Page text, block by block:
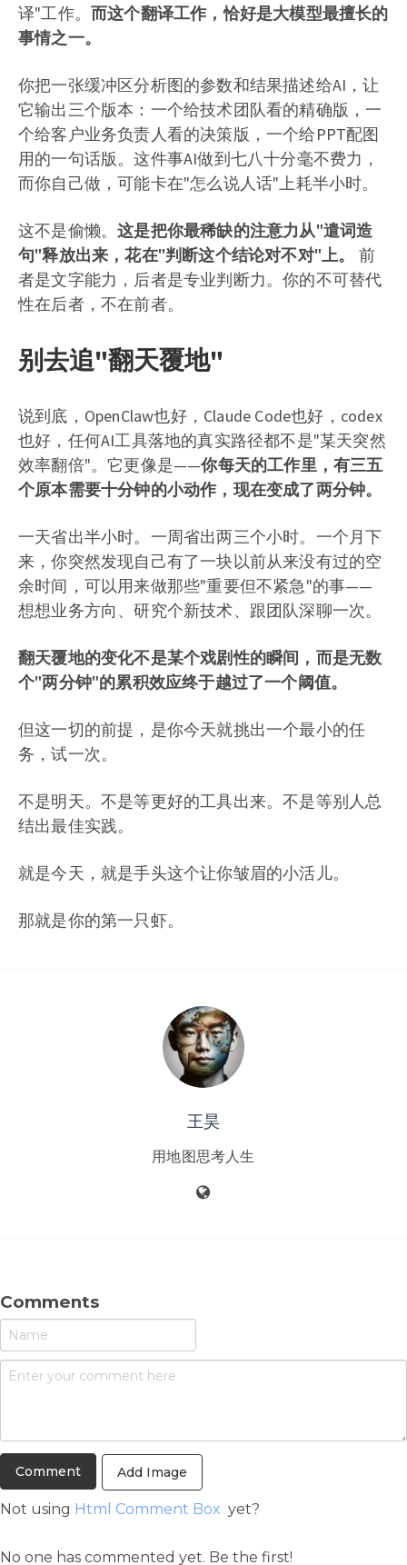
译"工作。 而这个翻译工作，恰好是大模型最擅长的
事情之一。
你把一张缓冲区分析图的参数和结果描述给AI，让
它输出三个版本：一个给技术团队看的精确版，一
个给客户业务负责人看的决策版，一个给PPT配图
用的一句话版。这件事AI做到七八十分毫不费力，
而你自己做，可能卡在"怎么说人话"上耗半小时。
这不是偷懒。这是把你最稀缺的注意力从"遣词造
句"释放出来，花在"判断这个结论对不对"上。
前
者是文字能力，后者是专业判断力。你的不可替代
性在后者，不在前者。
别去追"翻天覆地"
说到底，OpenClaw也好，Claude Code也好，codex
也好，任何AI工具落地的真实路径都不是"某天突然
效率翻倍"。它更像是——你每天的工作里，有三五
个原本需要十分钟的小动作，现在变成了两分钟。
一天省出半小时。一周省出两三个小时。一个月下
来，你突然发现自己有了一块以前从来没有过的空
余时间，可以用来做那些"重要但不紧急"的事——
想想业务方向、研究个新技术、跟团队深聊一次。
翻天覆地的变化不是某个戏剧性的瞬间，而是无数
个"两分钟"的累积效应终于越过了一个阈值。
但这一切的前提，是你今天就挑出一个最小的任
务，试一次。
不是明天。不是等更好的工具出来。不是等别人总
结出最佳实践。
就是今天，就是手头这个让你皱眉的小活儿。
那就是你的第一只虾。
王昊
用地图思考人生
Comments
Add Image
Not using Html Comment Box yet?
No one has commented yet. Be the first!